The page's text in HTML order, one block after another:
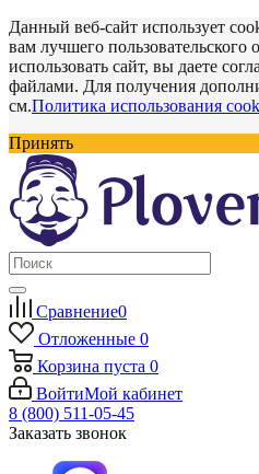
Данный веб-сайт использует
вам лучшего
использовать сайт, вы даете
файлами. Для получения
см.Политика использования
Принять
Сравнение0
Отложенные 0
Корзина пуста 0
ВойтиМой кабинет
8 (800) 511-05-45
Заказать звонок